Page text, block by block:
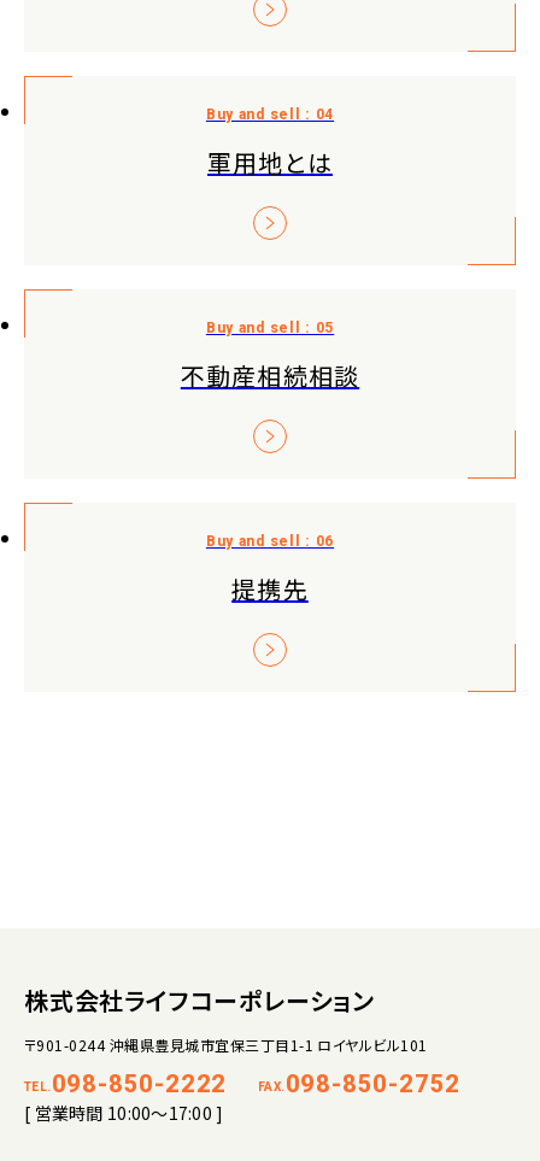
軍用地とは
不動産相続相談
提携先
株式会社ライフコーポレーション
〒901-0244 沖縄県豊見城市宜保三丁目1-1 ロイヤルビル101
TEL. 098-850-2222 FAX. 098-850-2752
[ 営業時間 10:00～17:00 ]